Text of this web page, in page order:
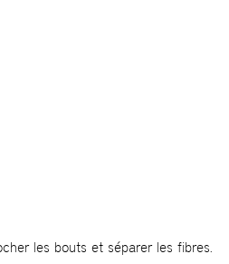
les bouts et séparer les fibres.